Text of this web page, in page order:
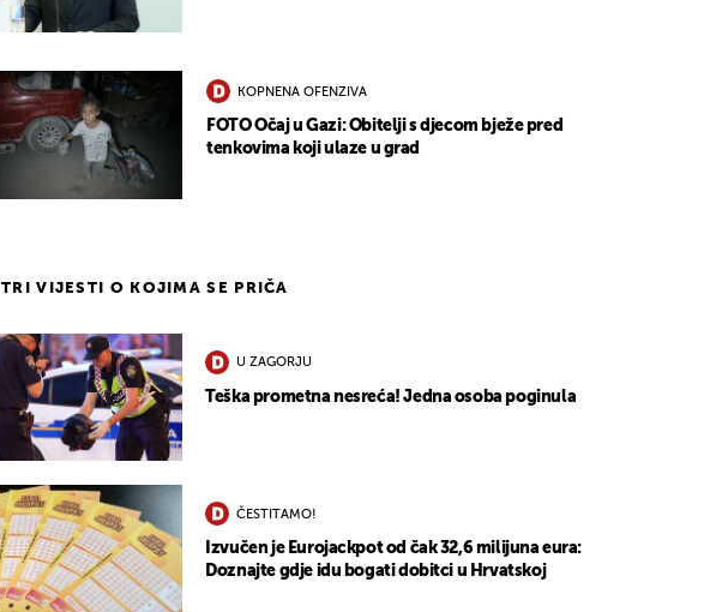
KOPNENA OFENZIVA
FOTO Očaj u Gazi: Obitelji s djecom bježe pred
tenkovima koji ulaze u grad
TRI VIJESTI O KOJIMA SE PRIČA
U ZAGORJU
Teška prometna nesreća! Jedna osoba poginula
ČESTITAMO!
Izvučen je Eurojackpot od čak 32,6 milijuna eura:
Doznajte gdje idu bogati dobitci u Hrvatskoj